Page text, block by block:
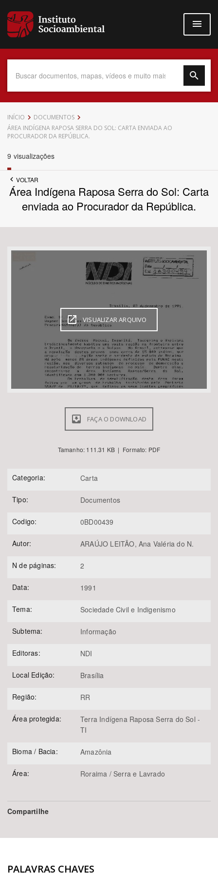
para
conteúdo
Data do Documento
Tema
Área de Levantamento
Área Protegida
BUSCAR
INÍCIO
DOCUMENTOS
ÁREA INDÍGENA RAPOSA SERRA DO SOL: CARTA ENVIADA AO
PROCURADOR DA REPÚBLICA.
9 visualizações
VOLTAR
Área Indígena Raposa Serra do Sol: Carta
enviada ao Procurador da República.
VISUALIZAR ARQUIVO
FAÇA O DOWNLOAD
Tamanho: 111.31 KB | Formato: PDF
Categoria: Carta
Tipo: Documentos
Codigo: 0BD00439
Autor: ARAÚJO LEITÃO, Ana Valéria do N.
N de páginas: 2
Data: 1991
Tema: Sociedade Civil e Indigenismo
Subtema: Informação
Editoras: NDI
Local Edição: Brasília
Região: RR
Área protegida:
Terra Indígena Raposa Serra do Sol -
TI
Bioma / Bacia: Amazônia
Área: Roraima / Serra e Lavrado
Compartilhe
PALAVRAS CHAVES